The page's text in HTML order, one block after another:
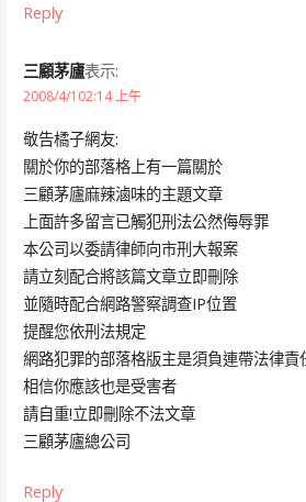
Reply
三顧茅廬表示:
2008/4/102:14 上午
敬告橘子網友:
關於你的部落格上有一篇關於
三顧茅廬麻辣滷味的主題文章
上面許多留言已觸犯刑法公然侮辱罪
本公司以委請律師向市刑大報案
請立刻配合將該篇文章立即刪除
並隨時配合網路警察調查IP位置
提醒您依刑法規定
網路犯罪的部落格版主是須負連帶法律責
相信你應該也是受害者
請自重!立即刪除不法文章
三顧茅廬總公司
Reply